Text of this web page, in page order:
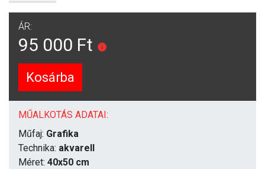
ÁR:
95 000 Ft
Kosárba
MŰALKOTÁS ADATAI:
Műfaj: Grafika
Technika: akvarell
Méret: 40x50 cm